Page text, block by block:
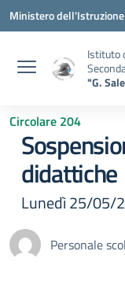
Vai ai contenuti
Vai al menu di
Vai al footer
Ministero
Istituto
"G.
Circolare 204
didattiche
Lunedì 25/05/
Personale